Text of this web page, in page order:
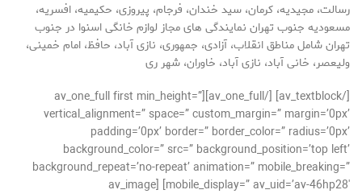
رسالت، مجیدیه، کرمان، سید خندان، فرجام، پیروزی، حکیمیه، افسریه،
مسعودیه جنوب تهران نمایندگی های مجاز لوازم خانگی اسنوا در جنوب
تهران شامل مناطق انقلاب، آزادی، جمهوری، نازی آباد، حافظ، امام خمینی،
ولیعصر، خانی آباد، نازی آباد، خاوران، شهر ری
[/av_textblock] [/av_one_full][av_one_full first min_height=”
vertical_alignment=” space=” custom_margin=” margin=’0px’
padding=’0px’ border=” border_color=” radius=’0px’
background_color=” src=” background_position=’top left’
background_repeat=’no-repeat’ animation=” mobile_breaking=”
mobile_display=” av_uid=’av-46hp28′] [av_image